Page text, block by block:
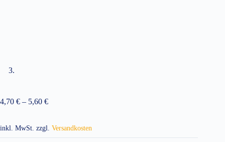
4,70 € – 5,60 €
inkl. MwSt. zzgl. Versandkosten